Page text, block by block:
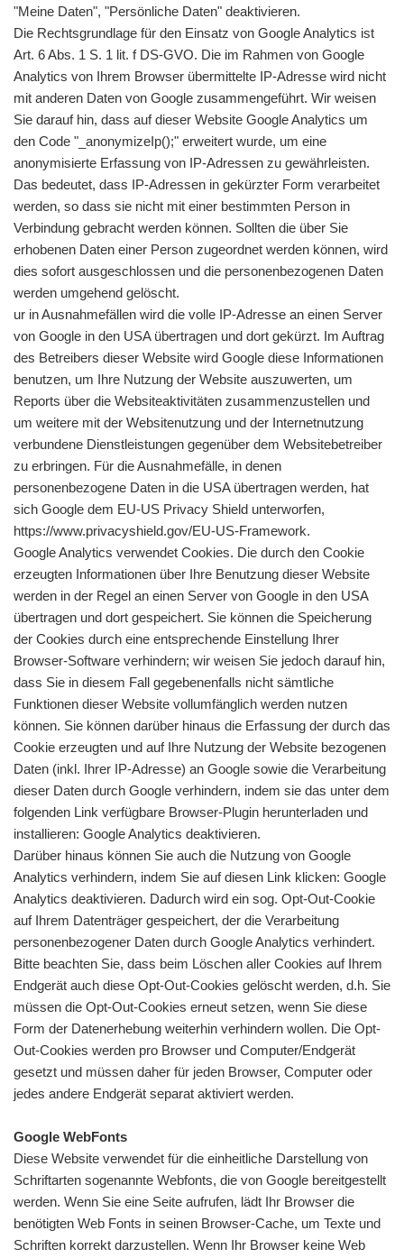
"Meine Daten", "Persönliche Daten" deaktivieren.
Die Rechtsgrundlage für den Einsatz von Google Analytics ist
Art. 6 Abs. 1 S. 1 lit. f DS-GVO. Die im Rahmen von Google
Analytics von Ihrem Browser übermittelte IP-Adresse wird nicht
mit anderen Daten von Google zusammengeführt. Wir weisen
Sie darauf hin, dass auf dieser Website Google Analytics um
den Code "_anonymizeIp();" erweitert wurde, um eine
anonymisierte Erfassung von IP-Adressen zu gewährleisten.
Das bedeutet, dass IP-Adressen in gekürzter Form verarbeitet
werden, so dass sie nicht mit einer bestimmten Person in
Verbindung gebracht werden können. Sollten die über Sie
erhobenen Daten einer Person zugeordnet werden können, wird
dies sofort ausgeschlossen und die personenbezogenen Daten
werden umgehend gelöscht.
ur in Ausnahmefällen wird die volle IP-Adresse an einen Server
von Google in den USA übertragen und dort gekürzt. Im Auftrag
des Betreibers dieser Website wird Google diese Informationen
benutzen, um Ihre Nutzung der Website auszuwerten, um
Reports über die Websiteaktivitäten zusammenzustellen und
um weitere mit der Websitenutzung und der Internetnutzung
verbundene Dienstleistungen gegenüber dem Websitebetreiber
zu erbringen. Für die Ausnahmefälle, in denen
personenbezogene Daten in die USA übertragen werden, hat
sich Google dem EU-US Privacy Shield unterworfen,
https://www.privacyshield.gov/EU-US-Framework.
Google Analytics verwendet Cookies. Die durch den Cookie
erzeugten Informationen über Ihre Benutzung dieser Website
werden in der Regel an einen Server von Google in den USA
übertragen und dort gespeichert. Sie können die Speicherung
der Cookies durch eine entsprechende Einstellung Ihrer
Browser-Software verhindern; wir weisen Sie jedoch darauf hin,
dass Sie in diesem Fall gegebenenfalls nicht sämtliche
Funktionen dieser Website vollumfänglich werden nutzen
können. Sie können darüber hinaus die Erfassung der durch das
Cookie erzeugten und auf Ihre Nutzung der Website bezogenen
Daten (inkl. Ihrer IP-Adresse) an Google sowie die Verarbeitung
dieser Daten durch Google verhindern, indem sie das unter dem
folgenden Link verfügbare Browser-Plugin herunterladen und
installieren: Google Analytics deaktivieren.
Darüber hinaus können Sie auch die Nutzung von Google
Analytics verhindern, indem Sie auf diesen Link klicken: Google
Analytics deaktivieren. Dadurch wird ein sog. Opt-Out-Cookie
auf Ihrem Datenträger gespeichert, der die Verarbeitung
personenbezogener Daten durch Google Analytics verhindert.
Bitte beachten Sie, dass beim Löschen aller Cookies auf Ihrem
Endgerät auch diese Opt-Out-Cookies gelöscht werden, d.h. Sie
müssen die Opt-Out-Cookies erneut setzen, wenn Sie diese
Form der Datenerhebung weiterhin verhindern wollen. Die Opt-
Out-Cookies werden pro Browser und Computer/Endgerät
gesetzt und müssen daher für jeden Browser, Computer oder
jedes andere Endgerät separat aktiviert werden.
Google WebFonts
Diese Website verwendet für die einheitliche Darstellung von
Schriftarten sogenannte Webfonts, die von Google bereitgestellt
werden. Wenn Sie eine Seite aufrufen, lädt Ihr Browser die
benötigten Web Fonts in seinen Browser-Cache, um Texte und
Schriften korrekt darzustellen. Wenn Ihr Browser keine Web